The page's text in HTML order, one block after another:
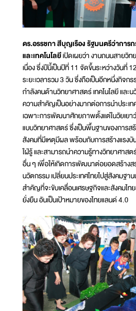
ดร.อรรชกา สีบุญเรือง รัฐมนตรีว่าการ
และเทคโนโลยีเปิดเผยว่า งานถนนสายวิ
เนื่อง ซึ่งปีนี้เป็นปีที่ 11 จัดขึ้นระหว่างวันที่
ระยะเวลารวม 3 วัน ซึ่งถือเป็นอีกหนึ่งกิจ
กำลังคนด้านวิทยาศาสตร์ เทคโนโลยี และ
ความสำคัญเป็นอย่างมากต่อการนำประเ
เฉพาะการพัฒนาศักยภาพตั้งแต่ในวัยเย
แบบวิทยาศาสตร์ ซึ่งเป็นพื้นฐานของการส
สังคมที่มีเหตุมีผล พร้อมกับการสร้างแรงบั
ใฝ่รู้ และสามารถนำความรู้ทางวิทยาศา
อื่น ๆ เพื่อให้เกิดการพัฒนาต่อยอดสร้างสร
นวัตกรรม เปลี่ยนประเทศไทยไปสู่สังคมฐา
สำคัญที่จะขับเคลื่อนเศรษฐกิจและสังคมไท
ยั่งยืน อันเป็นเป้าหมายของไทยแลนด์ 4.0